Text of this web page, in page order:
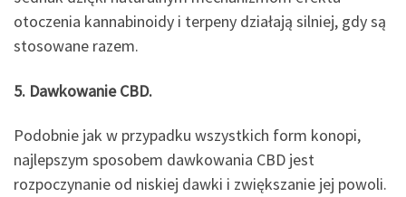
otoczenia kannabinoidy i terpeny działają silniej, gdy są
stosowane razem.
5. Dawkowanie CBD.
Podobnie jak w przypadku wszystkich form konopi,
najlepszym sposobem dawkowania CBD jest
rozpoczynanie od niskiej dawki i zwiększanie jej powoli.